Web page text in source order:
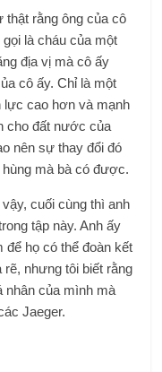
thật rằng ông của cô
là cháu của một
địa vị mà cô ấy
cô ấy. Chỉ là một
lực cao hơn và mạnh
cho đất nước của
nên sự thay đổi đó
mà bà có được.
cuối cùng thì anh
tập này. Anh ấy
để họ có thể đoàn kết
nhưng tôi biết rằng
nhân của mình mà
Jaeger.